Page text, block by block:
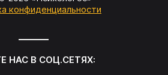
конфиденциальности
НАС В СОЦ.СЕТЯХ: